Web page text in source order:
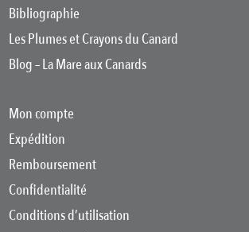
Bibliographie
Les Plumes et Crayons du Canard
Blog – La Mare aux Canards
Mon compte
Expédition
Remboursement
Confidentialité
Conditions d’utilisation